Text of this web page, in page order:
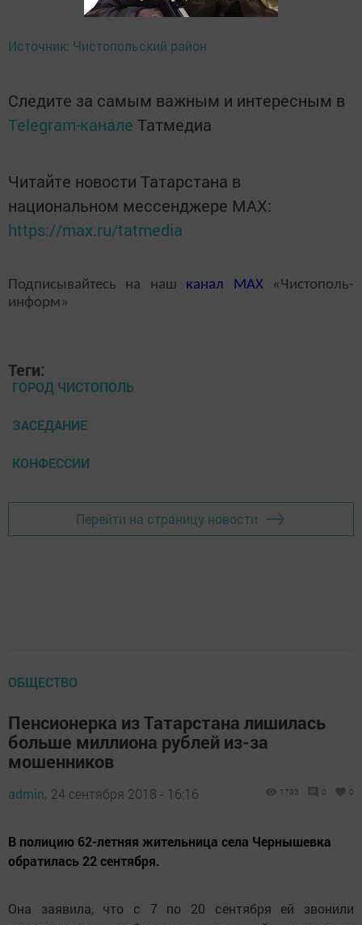
Источник: Чистопольский район
Следите за самым важным и интересным в
Telegram-канале Татмедиа
Читайте новости Татарстана в
национальном мессенджере MАХ:
https://max.ru/tatmedia
Подписывайтесь на наш канал MAX«Чистополь-
информ»
Теги:
ГОРОД ЧИСТОПОЛЬ
ЗАСЕДАНИЕ
КОНФЕССИИ
Перейти на страницу новости
ОБЩЕСТВО
Пенсионерка из Татарстана лишилась
больше миллиона рублей из-за
мошенников
admin, 24 сентября 2018 - 16:16 1793 0 0
В полицию 62-летняя жительница села Чернышевка
обратилась 22 сентября.
Она заявила, что с 7 по 20 сентября ей звонили